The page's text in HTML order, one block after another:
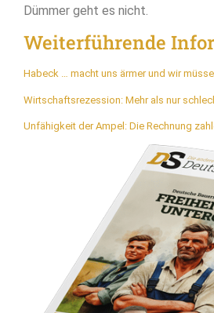
Dümmer geht es nicht.
Weiterführende
Habeck … macht uns ärmer und wir
Wirtschaftsrezession: Mehr als nur
Unfähigkeit der Ampel: Die Rechnung